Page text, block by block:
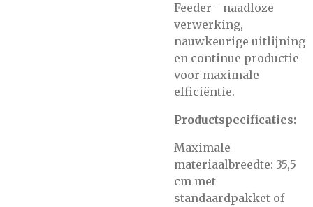
Feeder - naadloze
verwerking,
nauwkeurige uitlijning
en continue productie
voor maximale
efficiëntie.
Productspecificaties:
Maximale
materiaalbreedte: 35,5
cm met
standaardpakket of